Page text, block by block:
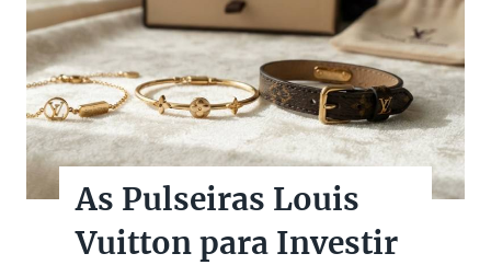
As Pulseiras Louis
Vuitton para Investir